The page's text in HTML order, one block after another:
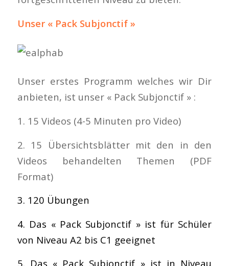
Unser « Pack Subjonctif »
Unser erstes Programm welches wir Dir
anbieten, ist unser « Pack Subjonctif » :
1. 15 Videos (4-5 Minuten pro Video)
2. 15 Übersichtsblätter mit den in den
Videos behandelten Themen (PDF
Format)
3. 120 Übungen
4. Das « Pack Subjonctif » ist für Schüler
von Niveau A2 bis C1 geeignet
5. Das « Pack Subjonctif » ist in Niveau